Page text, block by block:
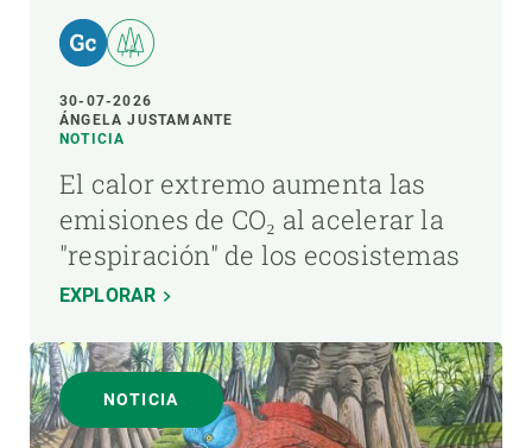
30-07-2026
ÁNGELA JUSTAMANTE
NOTICIA
El calor extremo aumenta las
emisiones de CO₂ al acelerar la
"respiración" de los ecosistemas
EXPLORAR
NOTICIA